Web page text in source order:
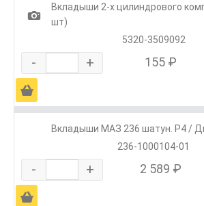
1
Вкладыши 2-х цилиндрового
шт)
5320-3509092
- + 155 ₽
Ä
Вкладыши МАЗ 236 шатун. Р4 /
236-1000104-01
- + 2 589 ₽
Ä